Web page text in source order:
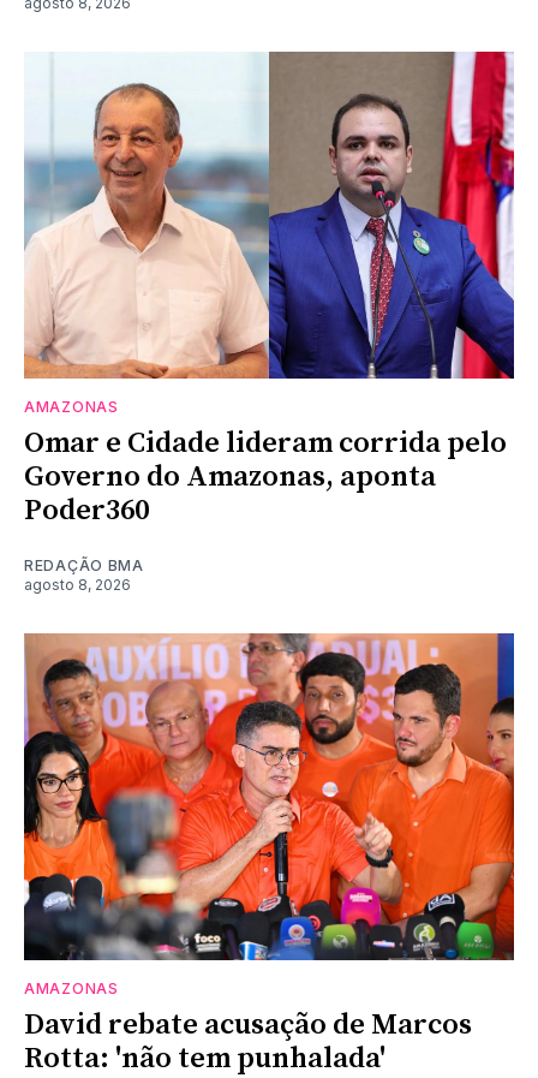
AMAZONAS
Omar e Cidade lideram corrida pelo
Governo do Amazonas, aponta
Poder360
REDAÇÃO BMA
agosto 8, 2026
AMAZONAS
David rebate acusação de Marcos
Rotta: 'não tem punhalada'